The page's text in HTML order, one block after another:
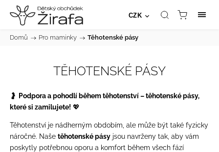
CZK
Domů / Pro maminky / Těhotenské pásy
TĚHOTENSKÉ PÁSY
🤰
Podpora a pohodlí během těhotenství – těhotenské pásy,
které si zamilujete! 💖
Těhotenství je nádherným obdobím, ale může být také fyzicky
náročné. Naše těhotenské pásy jsou navrženy tak, aby vám
poskytly potřebnou oporu a komfort během všech fází